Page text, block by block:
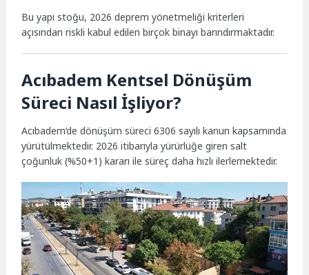
Bu yapı stoğu, 2026 deprem yönetmeliği kriterleri
açısından riskli kabul edilen birçok binayı barındırmaktadır.
Acıbadem Kentsel Dönüşüm
Süreci Nasıl İşliyor?
Acıbadem’de dönüşüm süreci 6306 sayılı kanun kapsamında
yürütülmektedir. 2026 itibarıyla yürürlüğe giren salt
çoğunluk (%50+1) kararı ile süreç daha hızlı ilerlemektedir.